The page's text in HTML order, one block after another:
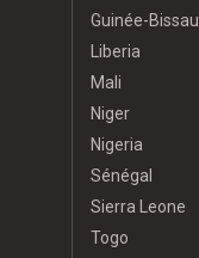
Guinée-Bissau
Liberia
Mali
Niger
Nigeria
Sénégal
Sierra Leone
Togo